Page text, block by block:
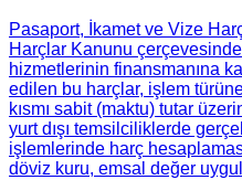
Pasaport, İkamet ve Vize
Harçlar Kanunu
hizmetlerinin finansmanına
edilen bu harçlar, işlem türüne
kısmı sabit (maktu) tutar
yurt dışı temsilciliklerde
işlemlerinde harç
döviz kuru, emsal değer